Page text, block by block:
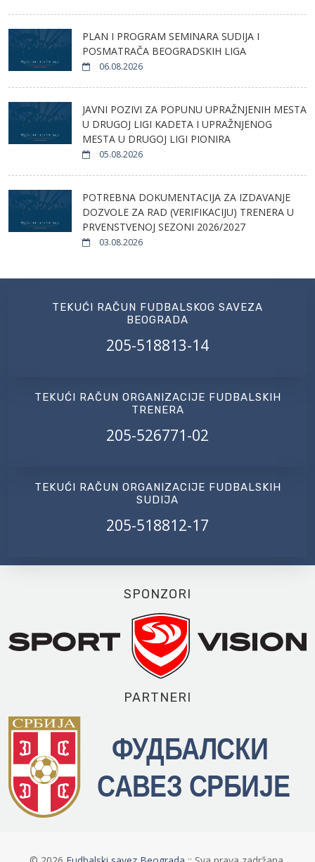
PLAN I PROGRAM SEMINARA SUDIJA I
POSMATRAČA BEOGRADSKIH LIGA
06.08.2026
JAVNI POZIVI ZA POPUNU UPRAŽNJENIH MESTA
U DRUGOJ LIGI KADETA I UPRAŽNJENOG
MESTA U DRUGOJ LIGI PIONIRA
05.08.2026
POTREBNA DOKUMENTACIJA ZA IZDAVANJE
DOZVOLE ZA RAD (VERIFIKACIJU) TRENERA U
PRVENSTVENOJ SEZONI 2026/2027
03.08.2026
TEKUĆI RAČUN FUDBALSKOG SAVEZA
BEOGRADA
205-518813-14
TEKUĆI RAČUN ORGANIZACIJE FUDBALSKIH
TRENERA
205-526771-02
TEKUĆI RAČUN ORGANIZACIJE FUDBALSKIH
SUDIJA
205-518812-17
SPONZORI
PARTNERI